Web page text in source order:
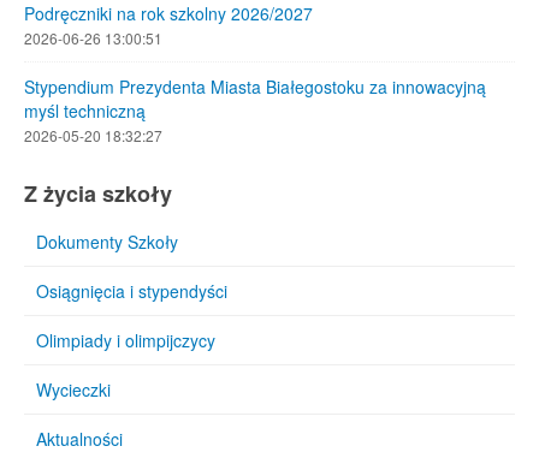
Podręczniki na rok szkolny 2026/2027
2026-06-26 13:00:51
Stypendium Prezydenta Miasta Białegostoku za innowacyjną
myśl techniczną
2026-05-20 18:32:27
Z życia szkoły
Dokumenty Szkoły
Osiągnięcia i stypendyści
Olimpiady i olimpijczycy
Wycieczki
Aktualności